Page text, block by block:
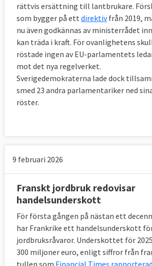
rättvis ersättning till lantbrukare.
som bygger på ett direktivfrån 2019,
nu även godkännas av ministerrådet
kan träda i kraft. För ovanlighetens
röstade ingen av EU-parlamentets
mot det nya regelverket.
Sverigedemokraterna lade dock
smed 23 andra parlamentariker ned
röster.
9 februari 2026
Franskt jordbruk redovisar
handelsunderskott
För första gången på nästan ett
har Frankrike ett handelsunderskott
jordbruksråvaror. Underskottet för
300 miljoner euro, enligt siffror från
tullen som Financial Times